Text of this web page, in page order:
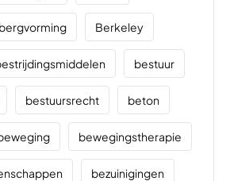
bergvorming Berkeley
bestuur
bestuursrecht beton
bewegingstherapie
bezuinigingen